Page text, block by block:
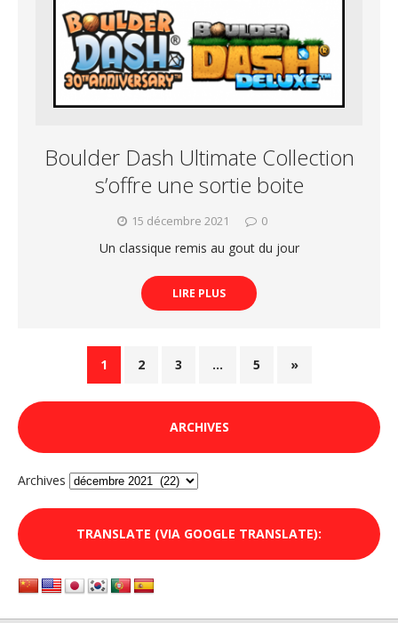
Boulder Dash Ultimate Collection
s’offre une sortie boite
15 décembre 2021 0
Un classique remis au gout du jour
LIRE PLUS
1 2 3 … 5 »
ARCHIVES
Archives
TRANSLATE (VIA GOOGLE TRANSLATE):